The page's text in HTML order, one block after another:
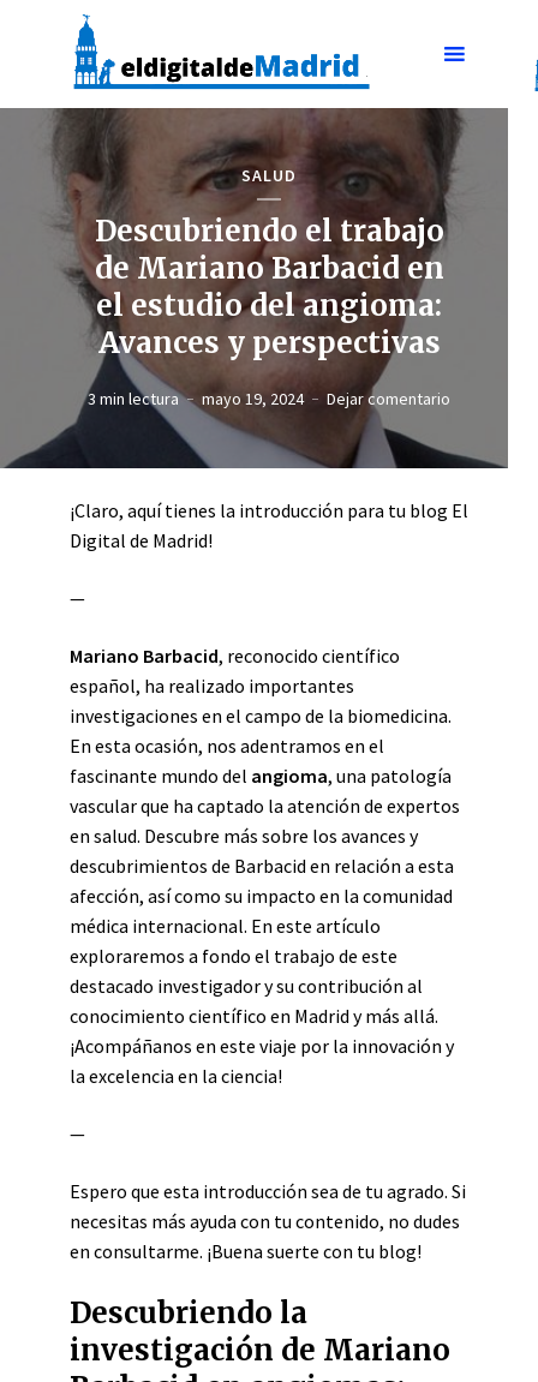
SALUD
Descubriendo el trabajo
de Mariano Barbacid en
el estudio del angioma:
Avances y perspectivas
3 min lectura mayo 19, 2024 Dejar comentario
¡Claro, aquí tienes la introducción para tu blog El
Digital de Madrid!
—
Mariano Barbacid, reconocido científico
español, ha realizado importantes
investigaciones en el campo de la biomedicina.
En esta ocasión, nos adentramos en el
fascinante mundo del angioma, una patología
vascular que ha captado la atención de expertos
en salud. Descubre más sobre los avances y
descubrimientos de Barbacid en relación a esta
afección, así como su impacto en la comunidad
médica internacional. En este artículo
exploraremos a fondo el trabajo de este
destacado investigador y su contribución al
conocimiento científico en Madrid y más allá.
¡Acompáñanos en este viaje por la innovación y
la excelencia en la ciencia!
—
Espero que esta introducción sea de tu agrado. Si
necesitas más ayuda con tu contenido, no dudes
en consultarme. ¡Buena suerte con tu blog!
Descubriendo la
investigación de Mariano